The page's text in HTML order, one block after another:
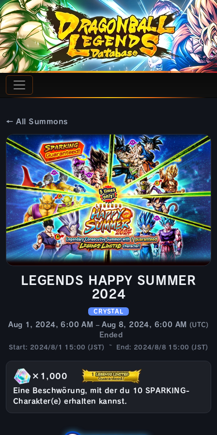
← All Summons
LEGENDS HAPPY SUMMER
2024
CRYSTAL
Aug 1, 2024, 6:00 AM – Aug 8, 2024, 6:00 AM (UTC)
Ended
Start: 2024/8/1 15:00 (JST) ~ End: 2024/8/8 15:00 (JST)
×1,000
Eine Beschwörung, mit der du 10 SPARKING-
Charakter(e) erhalten kannst.